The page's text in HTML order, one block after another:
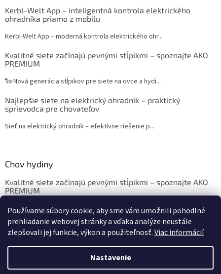
Používame súbory cookie, aby sme vám umožnili pohodlné
prehliadanie webovej stránky a vďaka analýze neustále
zlepšovali jej funkcie, výkon a použiteľnosť.Viac informácií
Nastavenie
Kerbl-Welt App – inteligentná kontrola elektrického
ohradníka priamo z mobilu
Kerbl-Welt App – moderná kontrola elektrického ohr...
Kvalitné siete začínajú pevnými stĺpikmi – spoznajte AKO
PREMIUM
🐑 Nová generácia stĺpikov pre siete na ovce a hydi...
Najlepšie siete na elektrický ohradník – praktický
sprievodca pre chovateľov
Sieť na elektrický ohradník – efektívne riešenie p...
Chov hydiny
Kvalitné siete začínajú pevnými stĺpikmi – spoznajte AKO
PREMIUM
Chov sliepok a hydiny: Krmivo, ustajnenie, vybavenie